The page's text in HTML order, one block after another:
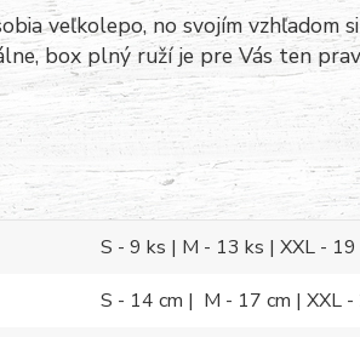
veľkolepo, no svojím vzhľadom
box plný ruží je pre Vás ten
S - 9 ks | M - 13 ks | XXL - 19
S - 14 cm | M - 17 cm | XXL -